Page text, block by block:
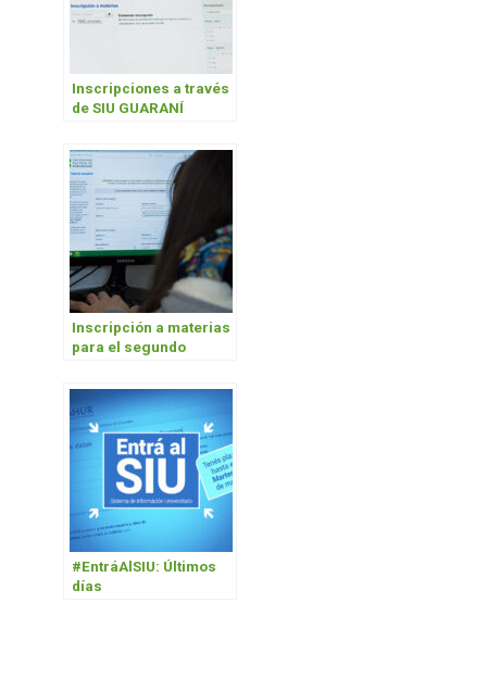
Inscripciones a través
de SIU GUARANÍ
Inscripción a materias
para el segundo
#EntráAlSIU: Últimos
días